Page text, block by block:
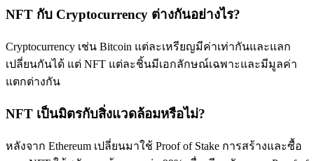
NFT กับ Cryptocurrency ต่างกันอย่างไร?
Cryptocurrency เช่น Bitcoin แต่ละเหรียญมีค่าเท่ากันและแลก
เปลี่ยนกันได้ แต่ NFT แต่ละชิ้นมีเอกลักษณ์เฉพาะและมีมูลค่า
แตกต่างกัน
NFT เป็นมิตรกับสิ่งแวดล้อมหรือไม่?
หลังจาก Ethereum เปลี่ยนมาใช้ Proof of Stake การสร้างและซื้อ